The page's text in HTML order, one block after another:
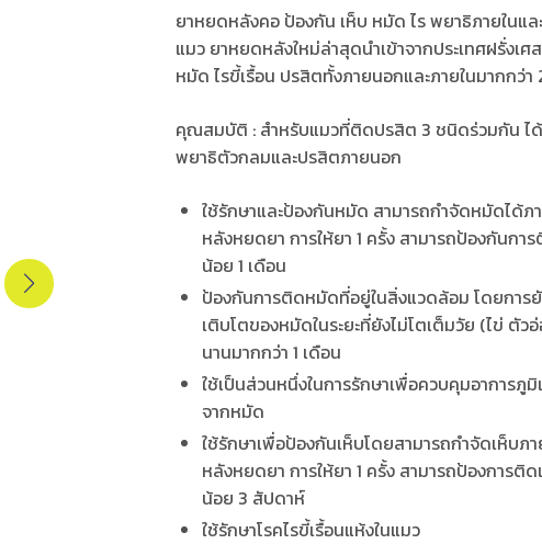
ยาหยดหลังคอ ป้องกัน เห็บ หมัด ไร พยาธิภายในแล
แมว ยาหยดหลังใหม่ล่าสุดนำเข้าจากประเทศฝรั่งเศ
หมัด ไรขี้เรื้อน ปรสิตทั้งภายนอกและภายในมากกว่
คุณสมบัติ : สำหรับแมวที่ติดปรสิต 3 ชนิดร่วมกัน ไ
พยาธิตัวกลมและปรสิตภายนอก
ใช้รักษาและป้องกันหมัด สามารถกำจัดหมัดได้ภ
หลังหยดยา การให้ยา 1 ครั้ง สามารถป้องกันกา
น้อย 1 เดือน
ป้องกันการติดหมัดที่อยู่ในสิ่งแวดล้อม โดยการ
เติบโตของหมัดในระยะที่ยังไม่โตเต็มวัย (ไข่ ตัว
นานมากกว่า 1 เดือน
ใช้เป็นส่วนหนึ่งในการรักษาเพื่อควบคุมอาการภู
จากหมัด
ใช้รักษาเพื่อป้องกันเห็บโดยสามารถกำจัดเห็บภ
หลังหยดยา การให้ยา 1 ครั้ง สามารถป้องการติ
น้อย 3 สัปดาห์
ใช้รักษาโรคไรขี้เรื้อนแห้งในแมว